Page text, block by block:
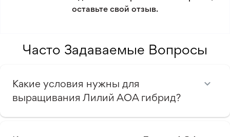
Уровень сложности
3/5
оставьте свой отзыв.
Часто Задаваемые Вопросы
Какие условия нужны для
выращивания Лилий АОА гибрид?